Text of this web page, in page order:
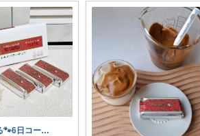
まる🐾6日コーデUP♡いつも感謝✽